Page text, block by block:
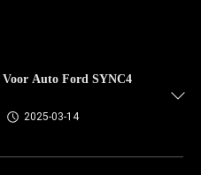
Voor Auto Ford SYNC4
2025-03-14